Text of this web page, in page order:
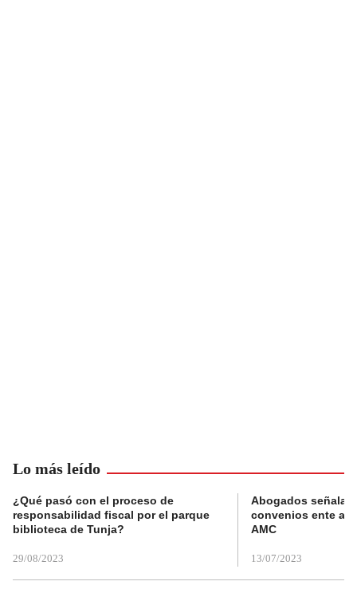
Lo más leído
¿Qué pasó con el proceso de
responsabilidad fiscal por el parque
biblioteca de Tunja?
29/08/2023
Abogados
convenios ente
AMC
13/07/2023